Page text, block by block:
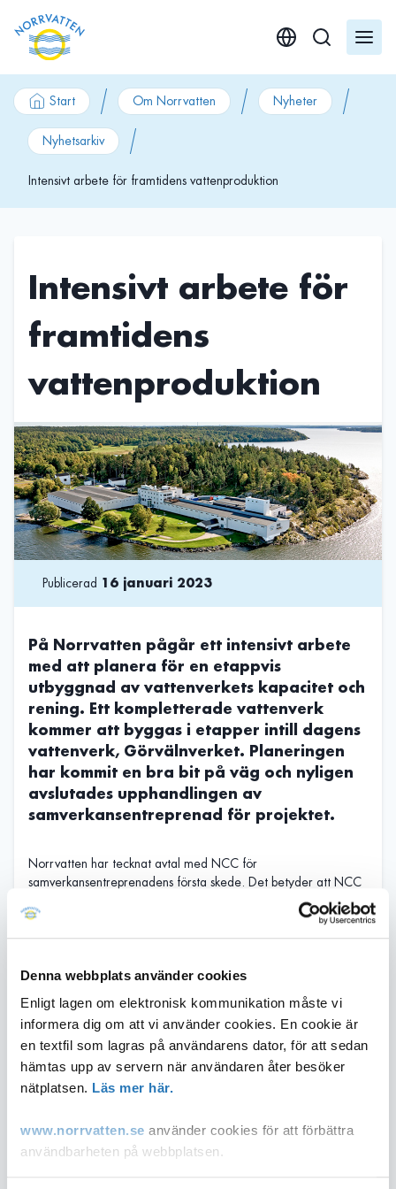
Denna webbplats använder cookies
Enligt lagen om elektronisk kommunikation måste vi
informera dig om att vi använder cookies. En cookie är
en textfil som lagras på användarens dator, för att sedan
hämtas upp av servern när användaren åter besöker
nätplatsen. Läs mer här.
www.norrvatten.se använder cookies för att förbättra
användbarheten på webbplatsen.
Start Om Norrvatten Nyheter
Nyhetsarkiv
Intensivt arbete för framtidens vattenproduktion
Intensivt arbete för
framtidens
vattenproduktion
Publicerad 16 januari 2023
På Norrvatten pågår ett intensivt arbete
med att planera för en etappvis
utbyggnad av vattenverkets kapacitet och
rening. Ett kompletterade vattenverk
kommer att byggas i etapper intill dagens
vattenverk, Görvälnverket. Planeringen
har kommit en bra bit på väg och nyligen
avslutades upphandlingen av
samverkansentreprenad för projektet.
Norrvatten har tecknat avtal med NCC för
samverkansentreprenadens första skede. Det betyder att NCC
projekteringsarbetet. I ett senare skede har Norrvatten
möjlighet att även teckna avtal för byggskedet.
Komplext projekt
Att bygga en ny anläggning för vattenproduktion är ett
komplext projekt där många aspekter behöver vägas in. Det
pågår också flera formella processer för att få tillstånd att
bygga.
Bland annat behövs en ny detaljplan för området
detaljplan pågår hos Järfälla kommun. Samråd för detaljplanen
avslutades i september 2022 och nu pågår arbetet att gå